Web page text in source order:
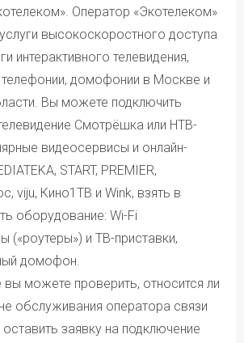
оказания услуг связи после
балансом лицевого счета
имеющуюся задолженность
счет сумму не менее одной
за все предоставляемые Абоненту
тарифе.
оказания услуг приведены
приложениях к договору
услуг связи физическим лицам.
договора и приложений.
по акции на лицевой счёт
дополнительные услуги при
предоставляются на стандартных
Оператор «Экотелеком»
высокоскоростного доступа
интерактивного телевидения,
домофонии в Москве и
Вы можете подключить
Смотрёшка или НТВ-
видеосервисы и онлайн-
START, PREMIER,
viju, Кино1ТВ и Wink, взять в
оборудование: Wi-Fi
(«роутеры») и ТВ-приставки,
домофон.
можете проверить, относится ли
обслуживания оператора связи
заявку на подключение